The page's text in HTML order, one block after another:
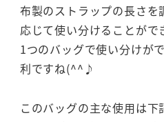
布製のストラップの長さを
応じて使い分けることが
1つのバッグで使い分けが
利ですね(^^♪
このバッグの主な使用は下